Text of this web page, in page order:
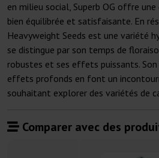
en milieu social, Superb OG offre une
bien équilibrée et satisfaisante. En
Heavyweight Seeds est une variété
se distingue par son temps de
robustes et ses effets puissants.
effets profonds en font un
souhaitant explorer des variétés de
Comparer avec des